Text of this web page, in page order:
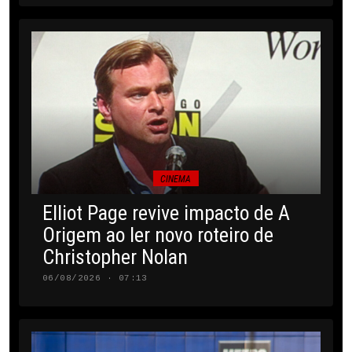
CINEMA
Elliot Page revive impacto de A
Origem ao ler novo roteiro de
Christopher Nolan
06/08/2026 · 07:13